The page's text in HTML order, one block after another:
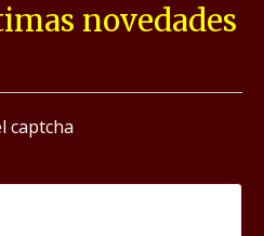
novedades